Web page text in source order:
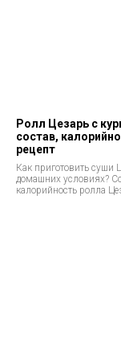
Ролл Цезарь с
состав,
рецепт
Как приготовить суши
домашних условиях?
калорийность ролла